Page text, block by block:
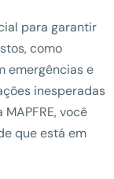
para garantir
como
emergências e
inesperadas
você
que está em